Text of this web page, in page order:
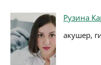
Рузина
акушер,